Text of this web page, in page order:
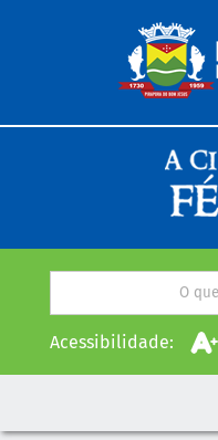
Acessibilidade: